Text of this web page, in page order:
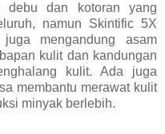
debu dan kotoran yang
namun Skintific 5X
mengandung asam
kulit dan kandungan
kulit. Ada juga
membantu merawat kulit
minyak berlebih.